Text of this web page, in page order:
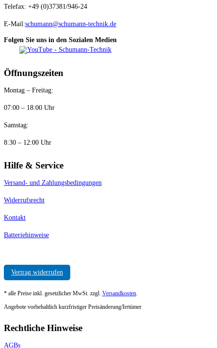
Telefax: +49 (0)37381/946-24
E-Mail:schumann@schumann-technik.de
Folgen Sie uns in den Sozialen Medien
Öffnungszeiten
Montag – Freitag:
07:00 – 18:00 Uhr
Samstag:
8:30 – 12:00 Uhr
Hilfe & Service
Versand- und Zahlungsbedingungen
Widerrufsrecht
Kontakt
Batteriehinweise
Vertrag widerrufen
* alle Preise inkl. gesetzlicher MwSt. zzgl. Versandkosten.
Angebote vorbehaltlich kurzfristiger Preisänderung/Irrtümer
Rechtliche Hinweise
AGBs